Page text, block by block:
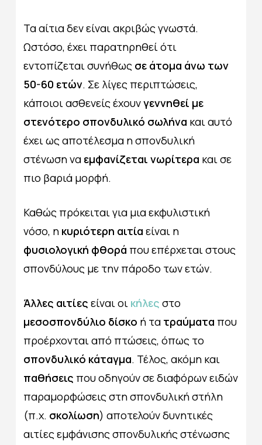
Τα αίτια δεν είναι ακριβώς γνωστά.
Ωστόσο, έχει παρατηρηθεί ότι
εντοπίζεται συνήθως σε άτομα άνω των
50-60 ετών. Σε λίγες περιπτώσεις,
κάποιοι ασθενείς έχουνγεννηθεί με
στενότερο σπονδυλικό σωλήνα και αυτό
έχει ως αποτέλεσμα η σπονδυλική
στένωση να εμφανίζεται νωρίτερα και σε
πιο βαριά μορφή.
Καθώς πρόκειται για μια εκφυλιστική
νόσο, η κυριότερη αιτία είναι η
φυσιολογική φθορά που επέρχεται στους
σπονδύλους με την πάροδο των ετών.
Άλλες αιτίες είναι οι κήλες στο
μεσοσπονδύλιο δίσκο ή τα τραύματα που
προέρχονται από πτώσεις, όπως το
σπονδυλικό κάταγμα. Τέλος, ακόμη και
παθήσεις που οδηγούν σε διαφόρων ειδών
παραμορφώσεις στη σπονδυλική στήλη
(π.χ. σκολίωση) αποτελούν δυνητικές
αιτίες εμφάνισης σπονδυλικής στένωσης